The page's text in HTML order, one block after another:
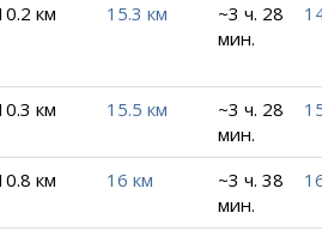
км 15.3 км
~3 ч. 28
мин.
км 15.5 км
~3 ч. 28
мин.
км 16 км
~3 ч. 38
мин.